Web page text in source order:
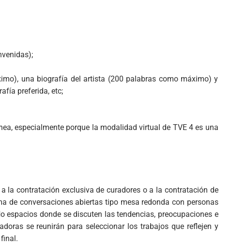
una biografía del artista (200 palabras como máximo) y
preferida, etc;
especialmente porque la modalidad virtual de TVE 4 es una
la contratación exclusiva de curadores o a la contratación de
conversaciones abiertas tipo mesa redonda con personas
donde se discuten las tendencias, preocupaciones e
se reunirán para seleccionar los trabajos que reflejen y